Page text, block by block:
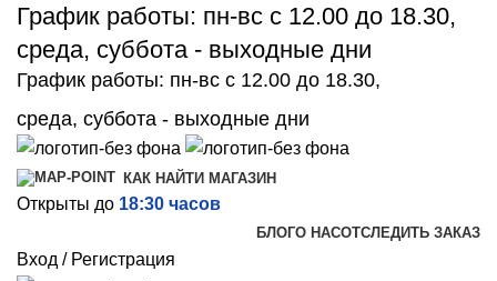
График работы: пн-вс с 12.00 до 18.30,
среда, суббота - выходные дни
График работы: пн-вс с 12.00 до 18.30,
среда, суббота - выходные дни
КАК НАЙТИ МАГАЗИН
Открыты до 18:30 часов
БЛОГО НАСОТСЛЕДИТЬ ЗАКАЗ
Вход / Регистрация